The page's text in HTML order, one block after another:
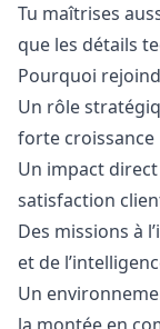
Tu maîtrises
que les détails
Pourquoi
Un rôle
forte croissance
Un impact
satisfaction
Des missions à
et de
Un